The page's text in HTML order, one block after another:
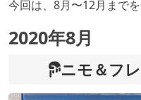
今回は、8月〜12月まで
2020年8月
ニモ＆フ